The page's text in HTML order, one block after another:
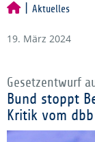
Aktuelles
19. März 2024
Gesetzentwurf
Bund stoppt
Kritik vom dbb